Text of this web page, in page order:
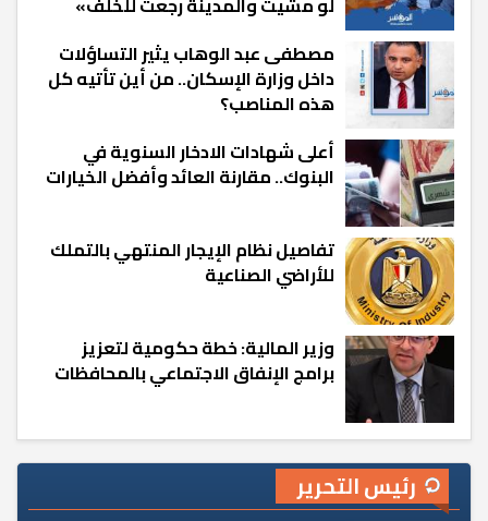
مصطفى عبد الوهاب يثير التساؤلات
داخل وزارة الإسكان.. من أين تأتيه كل
هذه المناصب؟
أعلى شهادات الادخار السنوية في
البنوك.. مقارنة العائد وأفضل الخيارات
تفاصيل نظام الإيجار المنتهي بالتملك
للأراضي الصناعية
وزير المالية: خطة حكومية لتعزيز
برامج الإنفاق الاجتماعي بالمحافظات
رئيس التحرير